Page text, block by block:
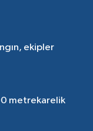
ekipler
metrekarelik